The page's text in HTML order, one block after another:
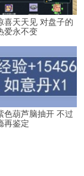
喜天天见 对盘子的
爱永不变
色葫芦脑抽开 不过
再鉴定